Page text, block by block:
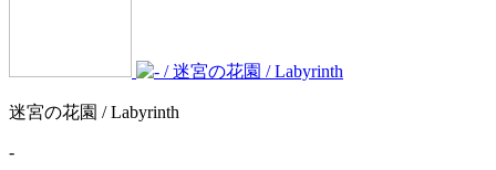
迷宮の花園 / Labyrinth
-